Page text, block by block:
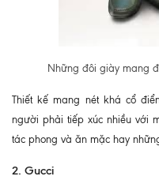
Những đôi giày mang
Thiết kế mang nét khá cổ
người phải tiếp xúc nhiều với
tác phong và ăn mặc hay
2. Gucci